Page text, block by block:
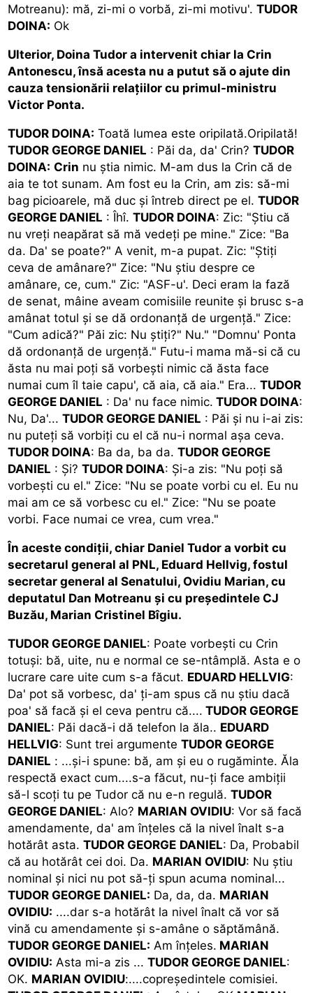
Motreanu): mă, zi-mi o vorbă, zi-mi motivu'.TUDOR
DOINA: Ok
Ulterior, Doina Tudor a intervenit chiar la Crin
Antonescu, însă acesta nu a putut să o ajute din
cauza tensionării relaţiilor cu primul-ministru
Victor Ponta.
TUDOR DOINA: Toată lumea este oripilată.Oripilată!
TUDOR GEORGE DANIEL : Păi da, da' Crin?TUDOR
DOINA: Crin nu ştia nimic. M-am dus la Crin că de
aia te tot sunam. Am fost eu la Crin, am zis: să-mi
bag picioarele, mă duc şi întreb direct pe el.TUDOR
GEORGE DANIEL : Îhî.TUDOR DOINA: Zic: "Ştiu că
nu vreţi neapărat să mă vedeţi pe mine." Zice: "Ba
da. Da' se poate?" A venit, m-a pupat. Zic: "Ştiţi
ceva de amânare?" Zice: "Nu ştiu despre ce
amânare, ce, cum." Zic: "ASF-u'. Deci eram la fază
de senat, mâine aveam comisiile reunite şi brusc s-a
amânat totul şi se dă ordonanţă de urgenţă." Zice:
"Cum adică?" Păi zic: Nu ştiţi?" Nu." "Domnu' Ponta
dă ordonanţă de urgenţă." Futu-i mama mă-si că cu
ăsta nu mai poţi să vorbeşti nimic că ăsta face
numai cum îl taie capu', că aia, că aia." Era...TUDOR
GEORGE DANIEL : Da' nu face nimic. TUDOR DOINA:
Nu, Da'...TUDOR GEORGE DANIEL : Păi şi nu i-ai zis:
nu puteţi să vorbiţi cu el că nu-i normal aşa ceva.
TUDOR DOINA: Ba da, ba da.TUDOR GEORGE
DANIEL : Şi?TUDOR DOINA: Şi-a zis: "Nu poţi să
vorbeşti cu el." Zice: "Nu se poate vorbi cu el. Eu nu
mai am ce să vorbesc cu el." Zice: "Nu se poate
vorbi. Face numai ce vrea, cum vrea."
În aceste condiţii, chiar Daniel Tudor a vorbit cu
secretarul general al PNL, Eduard Hellvig, fostul
secretar general al Senatului, Ovidiu Marian, cu
deputatul Dan Motreanu şi cu preşedintele CJ
Buzău, Marian Cristinel Bîgiu.
TUDOR GEORGE DANIEL: Poate vorbeşti cu Crin
totuşi: bă, uite, nu e normal ce se-ntâmplă. Asta e o
lucrare care uite cum s-a făcut. EDUARD HELLVIG:
Da' pot să vorbesc, da' ţi-am spus că nu ştiu dacă
poa' să facă şi el ceva pentru că.... TUDOR GEORGE
DANIEL: Păi dacă-i dă telefon la ăla.. EDUARD
HELLVIG: Sunt trei argumenteTUDOR GEORGE
DANIEL : ...şi-i spune: bă, am şi eu o rugăminte. Ăla
respectă exact cum....s-a făcut, nu-ţi face ambiţii
să-l scoţi tu pe Tudor că nu e-n regulă.TUDOR
GEORGE DANIEL: Alo? MARIAN OVIDIU: Vor să facă
amendamente, da' am înţeles că la nivel înalt s-a
hotărât asta.TUDOR GEORGE DANIEL: Da, Probabil
că au hotărât cei doi. Da. MARIAN OVIDIU: Nu ştiu
nominal şi nici nu pot să-ţi spun acuma nominal...
TUDOR GEORGE DANIEL: Da, da, da. MARIAN
OVIDIU: ....dar s-a hotărât la nivel înalt că vor să
vină cu amendamente şi s-amâne o săptămână.
TUDOR GEORGE DANIEL: Am înţeles. MARIAN
OVIDIU: Asta mi-a zis ...TUDOR GEORGE DANIEL:
OK. MARIAN OVIDIU:....copreşedintele comisiei.